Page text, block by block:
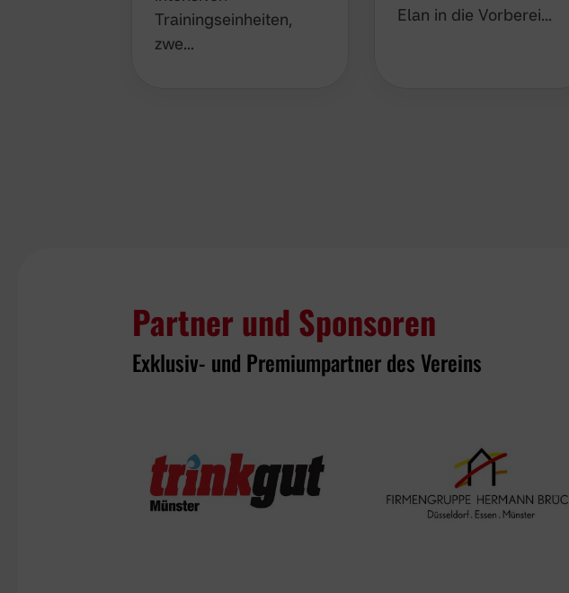
Trainingseinheiten,
zwe…
Elan in die Vorberei…
Partner und Sponsoren
Exklusiv- und Premiumpartner des Vereins